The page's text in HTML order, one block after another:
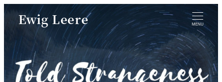
Ewig Leere MENU